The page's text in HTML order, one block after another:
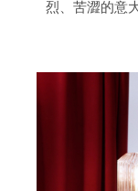
烈、苦澀的意